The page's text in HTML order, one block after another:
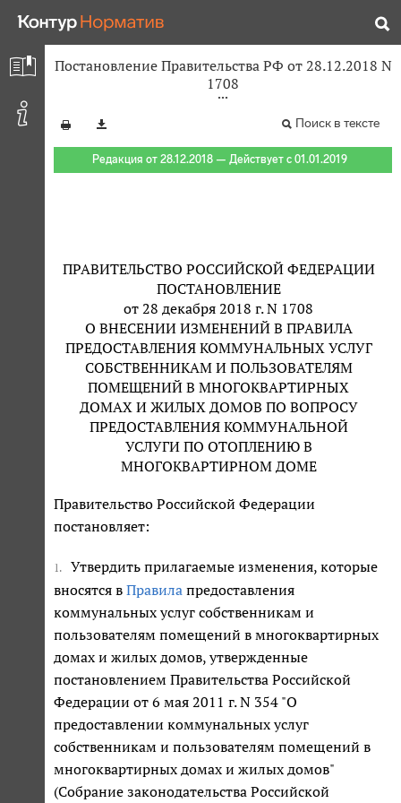
Постановление Правительства РФ от 28.12.2018 N
1708
Поиск в тексте
Редакция от 28.12.2018 — Действует с 01.01.2019
ПРАВИТЕЛЬСТВО РОССИЙСКОЙ ФЕДЕРАЦИИ
ПОСТАНОВЛЕНИЕ
от 28 декабря 2018 г. N 1708
О ВНЕСЕНИИ ИЗМЕНЕНИЙ В ПРАВИЛА
ПРЕДОСТАВЛЕНИЯ КОММУНАЛЬНЫХ УСЛУГ
СОБСТВЕННИКАМ И ПОЛЬЗОВАТЕЛЯМ
ПОМЕЩЕНИЙ В МНОГОКВАРТИРНЫХ
ДОМАХ И ЖИЛЫХ ДОМОВ ПО ВОПРОСУ
ПРЕДОСТАВЛЕНИЯ КОММУНАЛЬНОЙ
УСЛУГИ ПО ОТОПЛЕНИЮ В
МНОГОКВАРТИРНОМ ДОМЕ
Правительство Российской Федерации
постановляет:
1.
Утвердить прилагаемые изменения, которые
вносятся в Правила предоставления
коммунальных услуг собственникам и
пользователям помещений в многоквартирных
домах и жилых домов, утвержденные
постановлением Правительства Российской
Федерации от 6 мая 2011 г. N 354 "О
предоставлении коммунальных услуг
собственникам и пользователям помещений в
многоквартирных домах и жилых домов"
(Собрание законодательства Российской